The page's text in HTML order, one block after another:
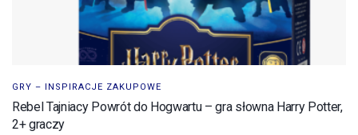
GRY – INSPIRACJE ZAKUPOWE
Rebel Tajniacy Powrót do Hogwartu – gra słowna Harry Potter,
2+ graczy